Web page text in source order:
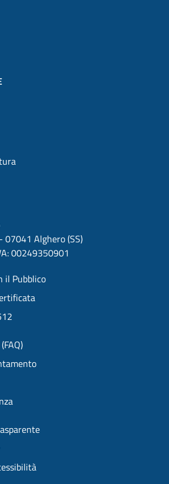
07041 Alghero (SS)
00249350901
il Pubblico